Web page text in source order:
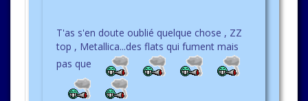
T'as s'en doute oublié quelque chose , ZZ
top , Metallica...des flats qui fument mais
pas que